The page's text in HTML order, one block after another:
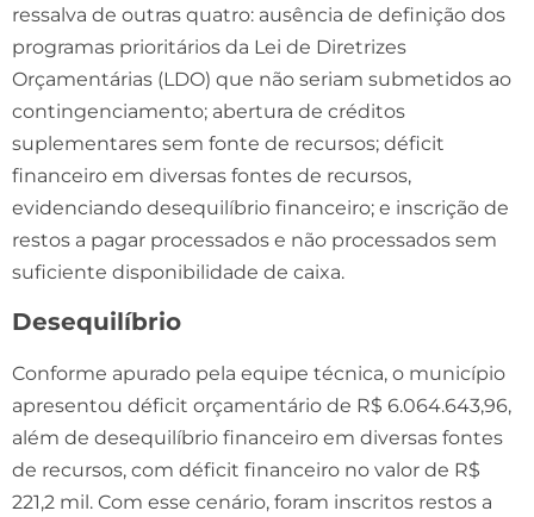
ressalva de outras quatro: ausência de definição dos
programas prioritários da Lei de Diretrizes
Orçamentárias (LDO) que não seriam submetidos ao
contingenciamento; abertura de créditos
suplementares sem fonte de recursos; déficit
financeiro em diversas fontes de recursos,
evidenciando desequilíbrio financeiro; e inscrição de
restos a pagar processados e não processados sem
suficiente disponibilidade de caixa.
Desequilíbrio
Conforme apurado pela equipe técnica, o município
apresentou déficit orçamentário de R$ 6.064.643,96,
além de desequilíbrio financeiro em diversas fontes
de recursos, com déficit financeiro no valor de R$
221,2 mil. Com esse cenário, foram inscritos restos a